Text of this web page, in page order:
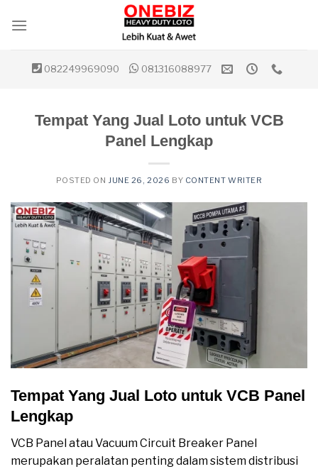
082249969090 081316088977
Tempat Yang Jual Loto untuk VCB
Panel Lengkap
POSTED ON JUNE 26, 2026 BY CONTENT WRITER
Tempat Yang Jual Loto untuk VCB Panel
Lengkap
VCB Panel atau Vacuum Circuit Breaker Panel
merupakan peralatan penting dalam sistem distribusi